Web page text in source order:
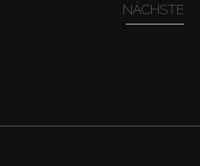
NÄCHSTE